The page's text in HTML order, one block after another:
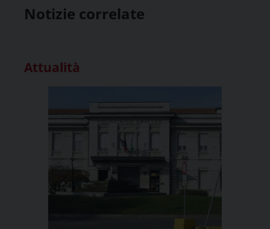
Notizie correlate
Attualità